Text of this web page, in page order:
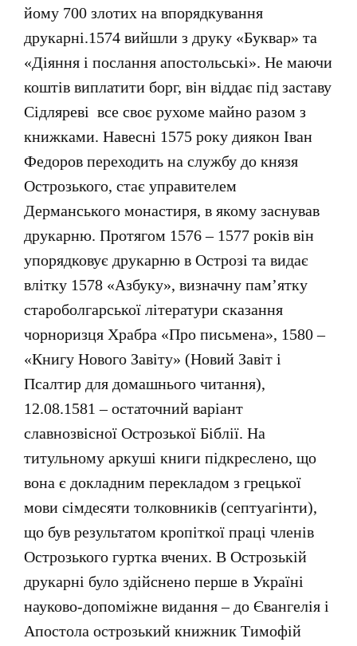
йому 700 злотих на впорядкування
друкарні.1574 вийшли з друку «Буквар» та
«Діяння і послання апостольські». Не маючи
коштів виплатити борг, він віддає під заставу
Сідляреві все своє рухоме майно разом з
книжками. Навесні 1575 року диякон Іван
Федоров переходить на службу до князя
Острозького, стає управителем
Дерманського монастиря, в якому заснував
друкарню. Протягом 1576 – 1577 років він
упорядковує друкарню в Острозі та видає
влітку 1578 «Азбуку», визначну пам’ятку
староболгарської літератури сказання
чорноризця Храбра «Про письмена», 1580 –
«Книгу Нового Завіту» (Новий Завіт і
Псалтир для домашнього читання),
12.08.1581 – остаточний варіант
славнозвісної Острозької Біблії. На
титульному аркуші книги підкреслено, що
вона є докладним перекладом з грецької
мови сімдесяти толковників (септуагінти),
що був результатом кропіткої праці членів
Острозького гуртка вчених. В Острозькій
друкарні було здійснено перше в Україні
науково-допоміжне видання – до Євангелія і
Апостола острозький книжник Тимофій